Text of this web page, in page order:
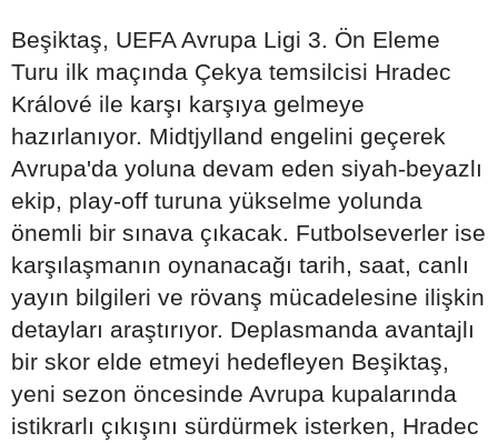
Beşiktaş, UEFA Avrupa Ligi 3. Ön Eleme
Turu ilk maçında Çekya temsilcisi Hradec
Králové ile karşı karşıya gelmeye
hazırlanıyor. Midtjylland engelini geçerek
Avrupa'da yoluna devam eden siyah-beyazlı
ekip, play-off turuna yükselme yolunda
önemli bir sınava çıkacak. Futbolseverler ise
karşılaşmanın oynanacağı tarih, saat, canlı
yayın bilgileri ve rövanş mücadelesine ilişkin
detayları araştırıyor. Deplasmanda avantajlı
bir skor elde etmeyi hedefleyen Beşiktaş,
yeni sezon öncesinde Avrupa kupalarında
istikrarlı çıkışını sürdürmek isterken, Hradec